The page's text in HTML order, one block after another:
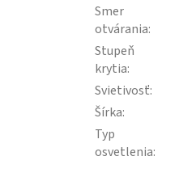
Smer
otvárania:
Stupeň
krytia:
Svietivosť:
Šírka:
Typ
osvetlenia: